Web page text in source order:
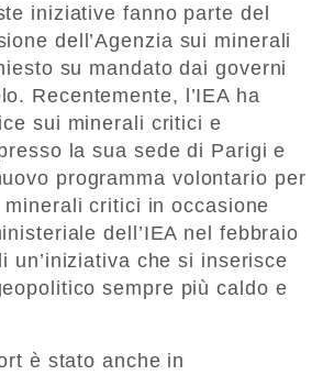
iniziative fanno parte del
dell’Agenzia sui minerali
su mandato dai governi
Recentemente, l’IEA ha
sui minerali critici e
la sua sede di Parigi e
programma volontario per
critici in occasione
dell’IEA nel febbraio
un’iniziativa che si inserisce
sempre più caldo e
è stato anche in